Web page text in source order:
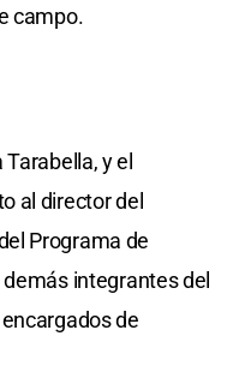
campo.
y el
al director del
Programa de
integrantes del
de